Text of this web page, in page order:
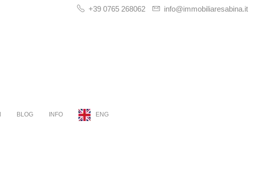
+39 0765 268062 info@immobiliaresabina.it
BLOG INFO ENG